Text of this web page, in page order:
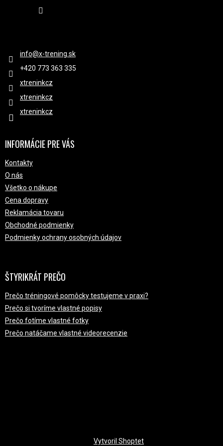
info@x-trening.sk
+420 ‭773 363 335
xtreninkcz
xtreninkcz
xtreninkcz
INFORMÁCIE PRE VÁS
Kontakty
O nás
Všetko o nákupe
Cena dopravy
Reklamácia tovaru
Obchodné podmienky
Podmienky ochrany osobných údajov
ŠTYRIKRÁT PREČO
Prečo tréningové pomôcky testujeme v praxi?
Prečo si tvoríme vlastné popisy
Prečo fotíme vlastné fotky
Prečo natáčame vlastné videorecenzie
Vytvoril Shoptet